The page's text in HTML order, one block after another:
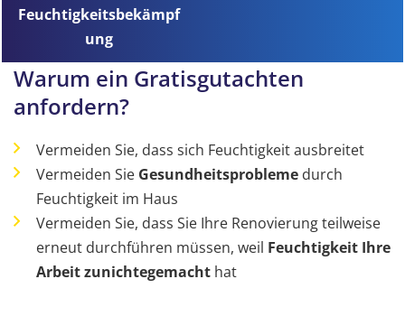
Feuchtigkeitsbekämpf
ung
Warum ein Gratisgutachten
anfordern?
Vermeiden Sie, dass sich Feuchtigkeit ausbreitet
Vermeiden Sie Gesundheitsprobleme durch
Feuchtigkeit im Haus
Vermeiden Sie, dass Sie Ihre Renovierung teilweise
erneut durchführen müssen, weil Feuchtigkeit Ihre
Arbeit zunichtegemacht hat